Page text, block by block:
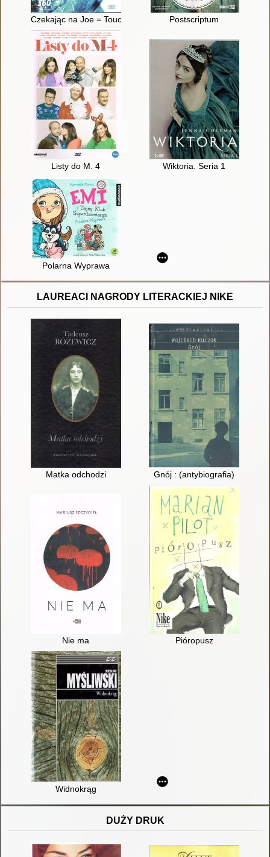
Czekając na Joe = Touching the voidPostscriptum
Listy do M. 4 Wiktoria. Seria 1
Polarna Wyprawa
LAUREACI NAGRODY LITERACKIEJ NIKE
Matka odchodzi Gnój : (antybiografia)
Nie ma Pióropusz
Widnokrąg
DUŻY DRUK